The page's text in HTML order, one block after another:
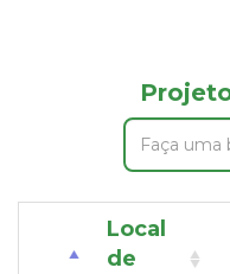
Local
de